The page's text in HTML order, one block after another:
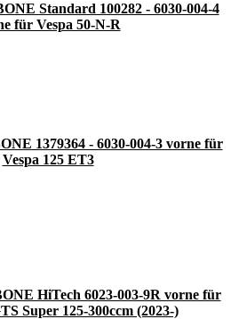
Standard 100282 - 6030-004-4
für Vespa 50-N-R
1379364 - 6030-004-3 vorne für
Vespa 125 ET3
HiTech 6023-003-9R vorne für
Super 125-300ccm (2023-)